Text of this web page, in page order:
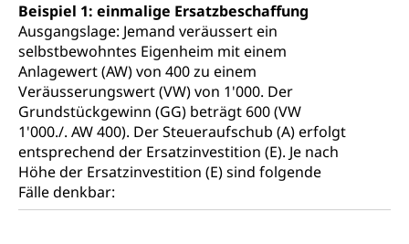
Beispiel 1: einmalige Ersatzbeschaffung
Ausgangslage: Jemand veräussert ein
selbstbewohntes Eigenheim mit einem
Anlagewert (AW) von 400 zu einem
Veräusserungswert (VW) von 1'000. Der
Grundstückgewinn (GG) beträgt 600 (VW
1'000./. AW 400). Der Steueraufschub (A) erfolgt
entsprechend der Ersatzinvestition (E). Je nach
Höhe der Ersatzinvestition (E) sind folgende
Fälle denkbar: